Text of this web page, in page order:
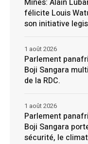
Mines: Alain
félicite Louis
son initiative
Parlement
Boji Sangara
de la RDC.
1 août 2026
Parlement
Boji Sangara
sécurité, le
1 août 2026